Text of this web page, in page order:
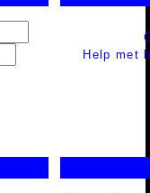
Help met